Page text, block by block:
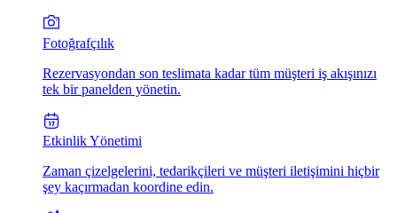
Fotoğrafçılık
Rezervasyondan son teslimata kadar tüm müşteri iş akışınızı
tek bir panelden yönetin.
Etkinlik Yönetimi
Zaman çizelgelerini, tedarikçileri ve müşteri iletişimini hiçbir
şey kaçırmadan koordine edin.